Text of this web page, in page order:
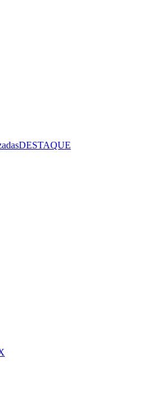
DESTAQUE